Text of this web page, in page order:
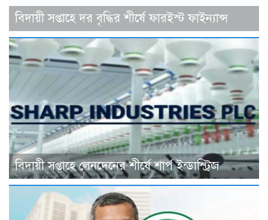
বিদায়ী সপ্তাহে দর বৃদ্ধির শীর্ষে ফারইস্ট ফাইন্যান্স
বিদায়ী সপ্তাহে লেনদেনের শীর্ষে শার্প ইন্ডাস্ট্রিজ